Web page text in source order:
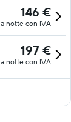
146 €
a notte con IVA
197 €
a notte con IVA